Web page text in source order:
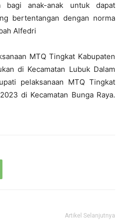
bagi anak-anak untuk dapat
bertentangan dengan norma
Alfedri
MTQ Tingkat Kabupaten
di Kecamatan Lubuk Dalam
pelaksanaan MTQ Tingkat
di Kecamatan Bunga Raya.
Artikel Selanjutnya